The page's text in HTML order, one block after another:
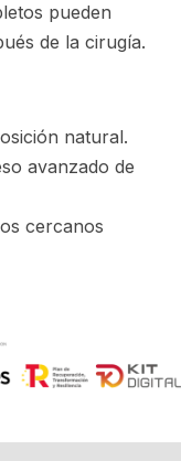
pueden
de la cirugía.
natural.
avanzado de
cercanos